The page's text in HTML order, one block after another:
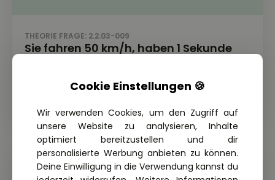
THEORIE FRAGE: 2.2.03-009
Sie fahren 50 km/h, haben 1 Sekunde
Bremsung durch. Wie lang ist der
Anhalteweg nach der Faustformel?
Cookie Einstellungen 🍪
Wir verwenden Cookies, um den Zugriff auf
unsere Website zu analysieren, Inhalte
optimiert bereitzustellen und dir
personalisierte Werbung anbieten zu können.
Deine Einwilligung in die Verwendung kannst du